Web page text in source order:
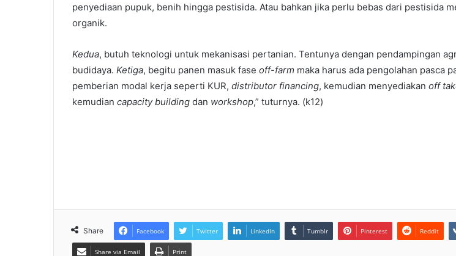
penyediaan pupuk, benih hingga pestisida. Atau bahkan jika perlu bebas dari pestisida
organik.
Kedua, butuh teknologi untuk mekanisasi pertanian. Tentunya dengan pendampingan
budidaya. Ketiga, begitu panen masuk fase off-farm maka harus ada pengolahan pasca
pemberian modal kerja seperti KUR, distributor financing, kemudian menyediakan off
kemudian capacity building dan workshop,” tuturnya. (k12)
Share Facebook Twitter LinkedIn Tumblr Pinterest Reddit
Share via Email Print